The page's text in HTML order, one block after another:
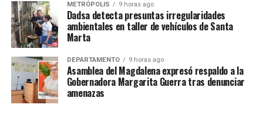
METRÓPOLIS 9 horas ago
Dadsa detecta presuntas irregularidades
ambientales en taller de vehículos de Santa
Marta
DEPARTAMENTO 9 horas ago
Asamblea del Magdalena expresó respaldo a la
Gobernadora Margarita Guerra tras denunciar
amenazas